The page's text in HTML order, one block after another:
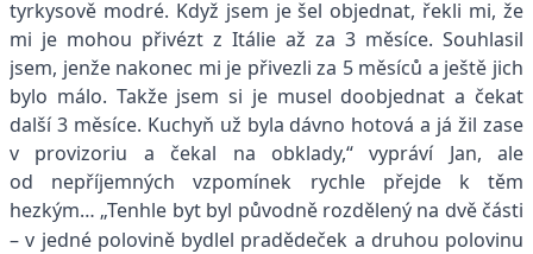
tyrkysově modré. Když jsem je šel objednat, řekli mi, že
mi je mohou přivézt z Itálie až za 3 měsíce. Souhlasil
jsem, jenže nakonec mi je přivezli za 5 měsíců a ještě jich
bylo málo. Takže jsem si je musel doobjednat a čekat
další 3 měsíce. Kuchyň už byla dávno hotová a já žil zase
v provizoriu a čekal na obklady,“ vypráví Jan, ale
od nepříjemných vzpomínek rychle přejde k těm
hezkým… „Tenhle byt byl původně rozdělený na dvě části
– v jedné polovině bydlel pradědeček a druhou polovinu